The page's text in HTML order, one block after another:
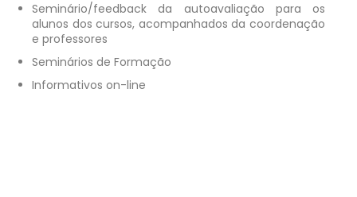
Seminário/feedback da autoavaliação para os
alunos dos cursos, acompanhados da coordenação
e professores
Seminários de Formação
Informativos on-line